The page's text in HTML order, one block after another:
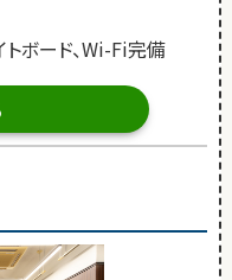
ボード、Wi-Fi完備